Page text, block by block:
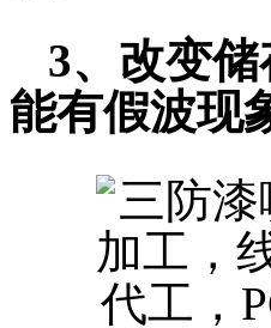
3、改变
能有假波现